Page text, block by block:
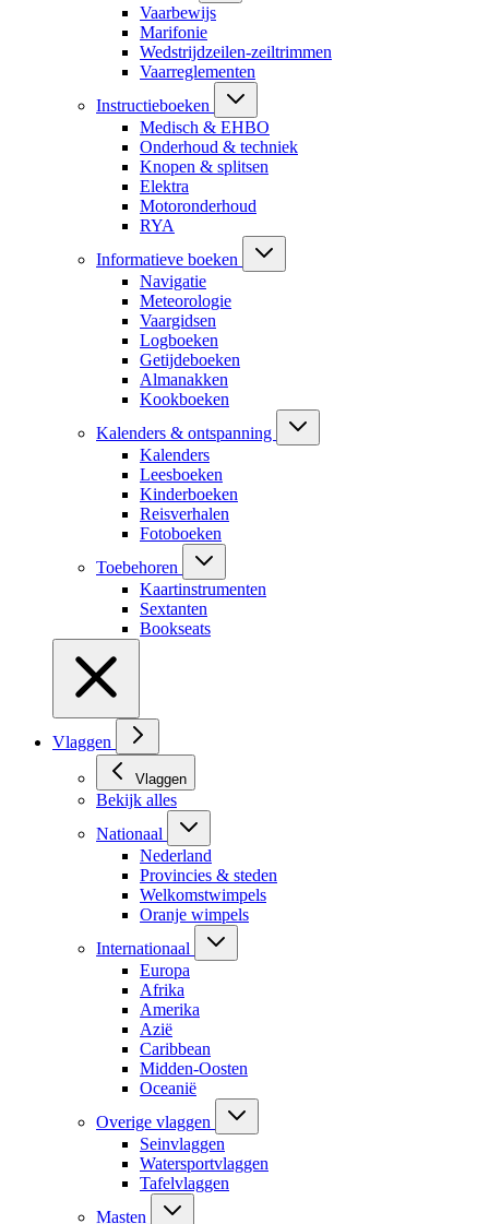
Vaarbewijs
Marifonie
Wedstrijdzeilen-zeiltrimmen
Vaarreglementen
Instructieboeken
Medisch & EHBO
Onderhoud & techniek
Knopen & splitsen
Elektra
Motoronderhoud
RYA
Informatieve boeken
Navigatie
Meteorologie
Vaargidsen
Logboeken
Getijdeboeken
Almanakken
Kookboeken
Kalenders & ontspanning
Kalenders
Leesboeken
Kinderboeken
Reisverhalen
Fotoboeken
Toebehoren
Kaartinstrumenten
Sextanten
Bookseats
Vlaggen
Vlaggen
Bekijk alles
Nationaal
Nederland
Provincies & steden
Welkomstwimpels
Oranje wimpels
Internationaal
Europa
Afrika
Amerika
Azië
Caribbean
Midden-Oosten
Oceanië
Overige vlaggen
Seinvlaggen
Watersportvlaggen
Tafelvlaggen
Masten